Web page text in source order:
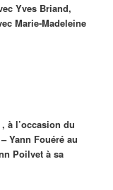
Yves Briand,
Marie-Madeleine
à l’occasion du
Yann Fouéré au
Poilvet à sa